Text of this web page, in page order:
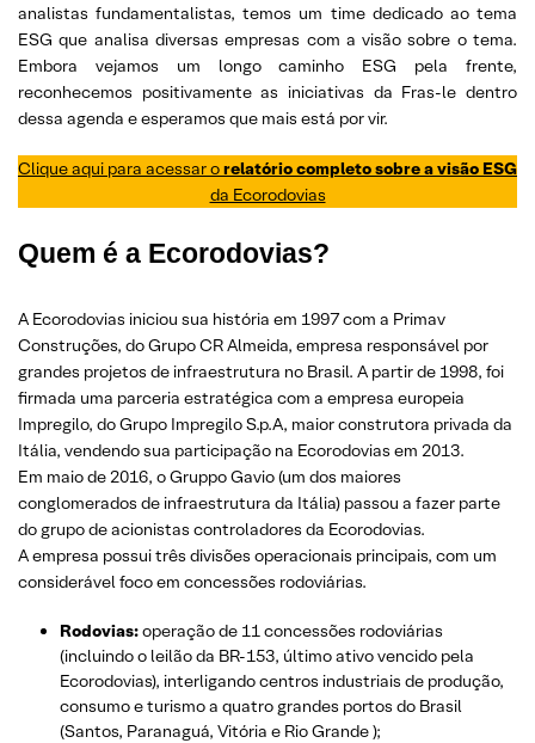
analistas fundamentalistas, temos um time dedicado ao tema
ESG que analisa diversas empresas com a visão sobre o tema.
Embora vejamos um longo caminho ESG pela frente,
reconhecemos positivamente as iniciativas da Fras-le dentro
dessa agenda e esperamos que mais está por vir.
Clique aqui para acessar orelatório completo sobre a visão ESG
da Ecorodovias
Quem é a Ecorodovias?
A Ecorodovias iniciou sua história em 1997 com a Primav
Construções, do Grupo CR Almeida, empresa responsável por
grandes projetos de infraestrutura no Brasil. A partir de 1998, foi
firmada uma parceria estratégica com a empresa europeia
Impregilo, do Grupo Impregilo S.p.A, maior construtora privada da
Itália, vendendo sua participação na Ecorodovias em 2013.
Em maio de 2016, o Gruppo Gavio (um dos maiores
conglomerados de infraestrutura da Itália) passou a fazer parte
do grupo de acionistas controladores da Ecorodovias.
A empresa possui três divisões operacionais principais, com um
considerável foco em concessões rodoviárias.
Rodovias:operação de 11 concessões rodoviárias
(incluindo o leilão da BR-153, último ativo vencido pela
Ecorodovias), interligando centros industriais de produção,
consumo e turismo a quatro grandes portos do Brasil
(Santos, Paranaguá, Vitória e Rio Grande );